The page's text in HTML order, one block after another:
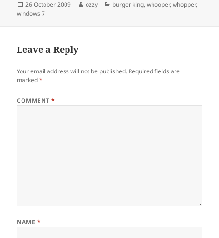
Posted
on
26 October 2009 Author
ozzy Categories
burger king,whooper,whopper,
windows 7
Leave a Reply
Your email address will not be published. Required fields are
marked*
COMMENT*
NAME *